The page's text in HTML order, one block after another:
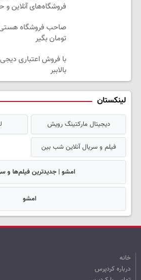
فروشگاه‌های آنلاین
تومان بگیر
با فروش اعتباری
بالاببر
لینکستان
دیجیتال مارکتینگ رویش
فیلم و سریال آنلاین شب بین
امشو | جدیدترین فیلم‌ها و
امشو
خانه
درباره کردپرس